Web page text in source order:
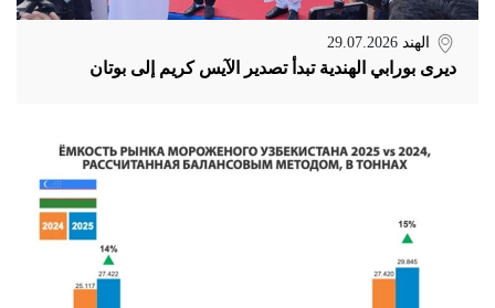
الهند 29.07.2026
ديرى بورابي الهندية تبدأ تصدير الآيس كريم إلى بوتان